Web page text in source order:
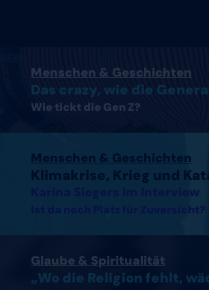
Menschen & Geschichten
Das crazy, wie die
Wie tickt die Gen Z?
Menschen & Geschichten
Klimakrise, Krieg und
Karina Siegers im Interview
Ist da noch Platz für Zuversicht?
Glaube & Spiritualität
„Wo die Religion fehlt,